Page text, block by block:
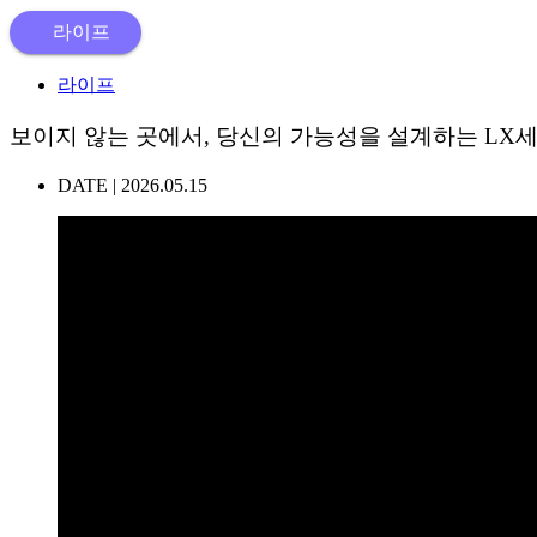
라이프
라이프
보이지 않는 곳에서, 당신의 가능성을 설계하는 LX
DATE | 2026.05.15